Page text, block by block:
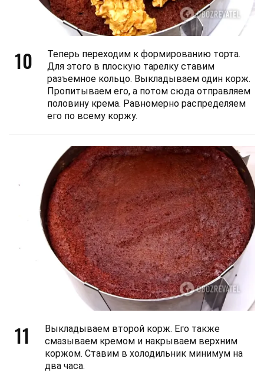
10
Теперь переходим к формированию торта.
Для этого в плоскую тарелку ставим
разъемное кольцо. Выкладываем один корж.
Пропитываем его, а потом сюда отправляем
половину крема. Равномерно распределяем
его по всему коржу.
11
Выкладываем второй корж. Его также
смазываем кремом и накрываем верхним
коржом. Ставим в холодильник минимум на
два часа.